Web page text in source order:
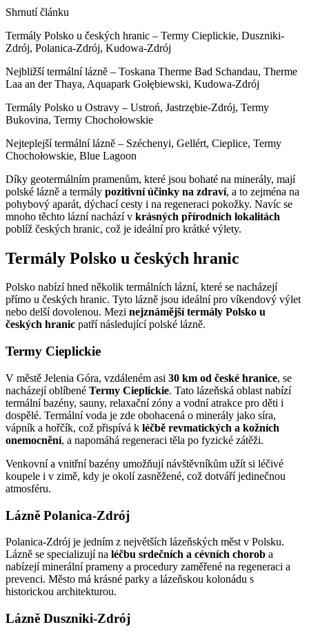
Shrnutí článku
Termály Polsko u českých hranic – Termy Cieplickie, Duszniki-
Zdrój, Polanica-Zdrój, Kudowa-Zdrój
Nejbližší termální lázně – Toskana Therme Bad Schandau, Therme
Laa an der Thaya, Aquapark Gołębiewski, Kudowa-Zdrój
Termály Polsko u Ostravy – Ustroń, Jastrzębie-Zdrój, Termy
Bukovina, Termy Chochołowskie
Nejteplejší termální lázně – Széchenyi, Gellért, Cieplice, Termy
Chochołowskie, Blue Lagoon
Díky geotermálním pramenům, které jsou bohaté na minerály, mají
polské lázně a termály pozitivní účinky na zdraví, a to zejména na
pohybový aparát, dýchací cesty i na regeneraci pokožky. Navíc se
mnoho těchto lázní nachází v krásných přírodních lokalitách
poblíž českých hranic, což je ideální pro krátké výlety.
Termály Polsko u českých hranic
Polsko nabízí hned několik termálních lázní, které se nacházejí
přímo u českých hranic. Tyto lázně jsou ideální pro víkendový výlet
nebo delší dovolenou. Mezi nejznámější termály Polsko u
českých hranic patří následující polské lázně.
Termy Cieplickie
V městě Jelenia Góra, vzdáleném asi 30 km od české hranice, se
nacházejí oblíbené Termy Cieplickie. Tato lázeňská oblast nabízí
termální bazény, sauny, relaxační zóny a vodní atrakce pro děti i
dospělé. Termální voda je zde obohacená o minerály jako síra,
vápník a hořčík, což přispívá k léčbě revmatických a kožních
onemocnění, a napomáhá regeneraci těla po fyzické zátěži.
Venkovní a vnitřní bazény umožňují návštěvníkům užít si léčivé
koupele i v zimě, kdy je okolí zasněžené, což dotváří jedinečnou
atmosféru.
Lázně Polanica-Zdrój
Polanica-Zdrój je jedním z největších lázeňských měst v Polsku.
Lázně se specializují na léčbu srdečních a cévních chorob a
nabízejí minerální prameny a procedury zaměřené na regeneraci a
prevenci. Město má krásné parky a lázeňskou kolonádu s
historickou architekturou.
Lázně Duszniki-Zdrój